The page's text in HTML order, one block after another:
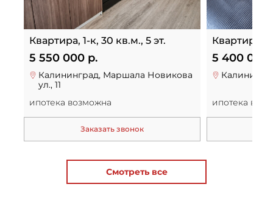
Квартира, 1-к, 30 кв.м., 5 эт.
5 550 000 р.
Калининград, Маршала Новикова
ул., 11
ипотека возможна
Заказать звонок
Квартира,
5 400 000
ипотека
Смотреть все